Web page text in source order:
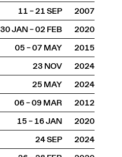
11 – 21 SEP
2007
30 JAN – 02 FEB
2020
05 – 07 MAY
2015
23 NOV
2024
25 MAY
2024
06 – 09 MAR
2012
15 – 16 JAN
2020
24 SEP
2024